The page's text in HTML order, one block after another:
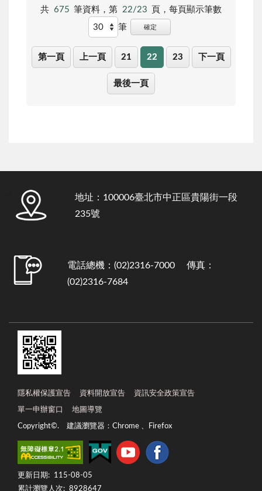
共 675 筆資料，第 22/23 頁， 每頁顯示筆數
筆
確定
第一頁 上一頁 21 22 23 下一頁
最後一頁
地址：100006臺北市中正區貴陽街一段
235號
電話總機：(02)2316-7000 傳真：
(02)2316-7684
隱私權保護宣告 資料開放宣告 資訊安全政策宣告
單一申辦窗口 地圖導覽
Copyright©. 建議瀏覽器：Chrome 、Firefox
更新日期:
115-08-05
累計瀏覽人次: 8928647